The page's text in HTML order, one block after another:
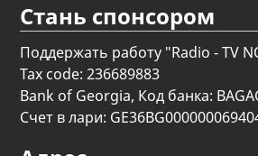
Стань спонсором
Поддержать работу "Radio - TV
Tax code: 236689883
Bank of Georgia, Код банка:
Счет в лари: